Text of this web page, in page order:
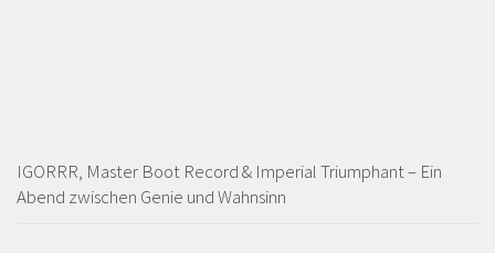
IGORRR, Master Boot Record & Imperial Triumphant – Ein
Abend zwischen Genie und Wahnsinn